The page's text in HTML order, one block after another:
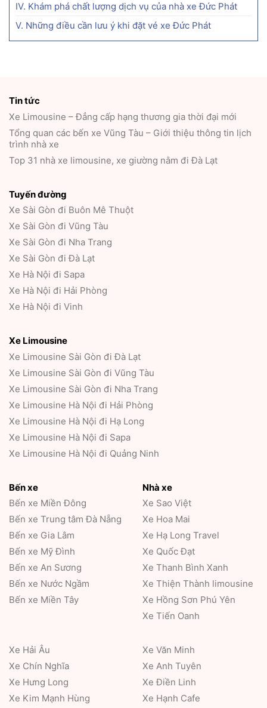
IV. Khám phá chất lượng dịch vụ của nhà xe Đức Phát
V. Những điều cần lưu ý khi đặt vé xe Đức Phát
Tin tức
Xe Limousine – Đẳng cấp hạng thương gia thời đại mới
Tổng quan các bến xe Vũng Tàu – Giới thiệu thông tin lịch
trình nhà xe
Top 31 nhà xe limousine, xe giường nằm đi Đà Lạt
Tuyến đường
Xe Sài Gòn đi Buôn Mê Thuột
Xe Sài Gòn đi Vũng Tàu
Xe Sài Gòn đi Nha Trang
Xe Sài Gòn đi Đà Lạt
Xe Hà Nội đi Sapa
Xe Hà Nội đi Hải Phòng
Xe Hà Nội đi Vinh
Xe Limousine
Xe Limousine Sài Gòn đi Đà Lạt
Xe Limousine Sài Gòn đi Vũng Tàu
Xe Limousine Sài Gòn đi Nha Trang
Xe Limousine Hà Nội đi Hải Phòng
Xe Limousine Hà Nội đi Hạ Long
Xe Limousine Hà Nội đi Sapa
Xe Limousine Hà Nội đi Quảng Ninh
Bến xe
Bến xe Miền Đông
Bến xe Trung tâm Đà Nẵng
Bến xe Gia Lâm
Bến xe Mỹ Đình
Bến xe An Sương
Bến xe Nước Ngầm
Bến xe Miền Tây
Nhà xe
Xe Sao Việt
Xe Hoa Mai
Xe Hạ Long Travel
Xe Quốc Đạt
Xe Thanh Bình Xanh
Xe Thiện Thành limousine
Xe Hồng Sơn Phú Yên
Xe Tiến Oanh
Xe Hải Âu
Xe Chín Nghĩa
Xe Hưng Long
Xe Kim Mạnh Hùng
Xe Văn Minh
Xe Anh Tuyên
Xe Điền Linh
Xe Hạnh Cafe